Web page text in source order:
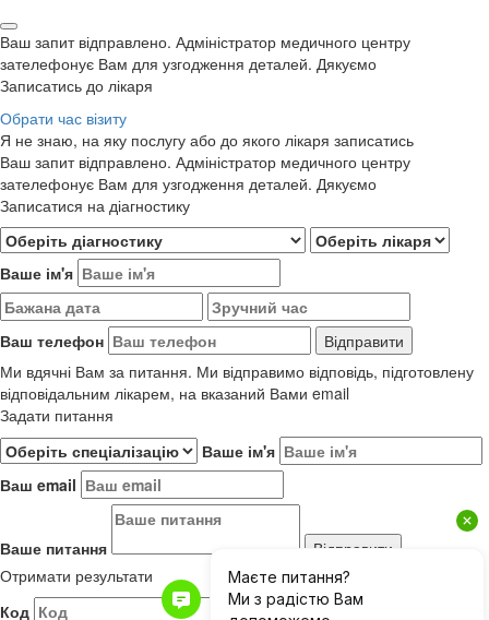
Ваш запит відправлено. Адміністратор медичного центру
зателефонує Вам для узгодження деталей. Дякуємо
Записатись до лікаря
Обрати час візиту
Я не знаю, на яку послугу або до якого лікаря записатись
Ваш запит відправлено. Адміністратор медичного центру
зателефонує Вам для узгодження деталей. Дякуємо
Записатися на діагностику
Ваше ім'я
Ваш телефон
Ми вдячні Вам за питання. Ми відправимо відповідь, підготовлену
відповідальним лікарем, на вказаний Вами email
Задати питання
Ваше ім'я
Ваш email
Ваше питання
Отримати результати
Код
Результати до 01.06.2019